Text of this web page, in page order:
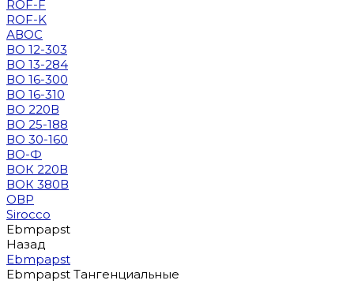
ROF-F
ROF-K
АВОС
ВО 12-303
ВО 13-284
ВО 16-300
ВО 16-310
ВО 220В
ВО 25-188
ВО 30-160
ВО-Ф
ВОК 220В
ВОК 380В
ОВР
Sirocco
Ebmpapst
Назад
Ebmpapst
Ebmpapst Тангенциальные